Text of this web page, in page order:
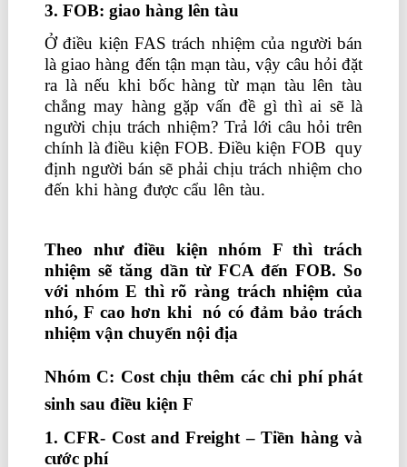
3. FOB: giao hàng lên tàu
Ở điều kiện FAS trách nhiệm của người bán
là giao hàng đến tận mạn tàu, vậy câu hỏi đặt
ra là nếu khi bốc hàng từ mạn tàu lên tàu
chẳng may hàng gặp vấn đề gì thì ai sẽ là
người chịu trách nhiệm? Trả lới câu hỏi trên
chính là điều kiện FOB. Điều kiện FOB quy
định người bán sẽ phải chịu trách nhiệm cho
đến khi hàng được cẩu lên tàu.
Theo như điều kiện nhóm F thì trách
nhiệm sẽ tăng dần từ FCA đến FOB. So
với nhóm E thì rõ ràng trách nhiệm của
nhó, F cao hơn khi nó có đảm bảo trách
nhiệm vận chuyển nội địa
Nhóm C: Cost chịu thêm các chi phí phát
sinh sau điều kiện F
1. CFR- Cost and Freight – Tiền hàng và
cước phí